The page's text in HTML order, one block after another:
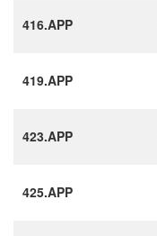
416.APP
419.APP
423.APP
425.APP